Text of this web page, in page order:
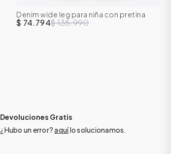
2T 3T 4T 5T 6 7
Denim wide leg para niña con pretina
resortada
$ 74.794$ 135.990
Devoluciones Gratis
¿Hubo un error?aquílo solucionamos.